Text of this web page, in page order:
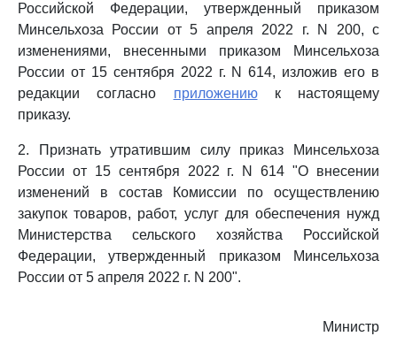
Российской Федерации, утвержденный приказом
Минсельхоза России от 5 апреля 2022 г. N 200, с
изменениями, внесенными приказом Минсельхоза
России от 15 сентября 2022 г. N 614, изложив его в
редакции согласно приложениюк настоящему
приказу.
2. Признать утратившим силу приказ Минсельхоза
России от 15 сентября 2022 г. N 614 "О внесении
изменений в состав Комиссии по осуществлению
закупок товаров, работ, услуг для обеспечения нужд
Министерства сельского хозяйства Российской
Федерации, утвержденный приказом Минсельхоза
России от 5 апреля 2022 г. N 200".
Министр